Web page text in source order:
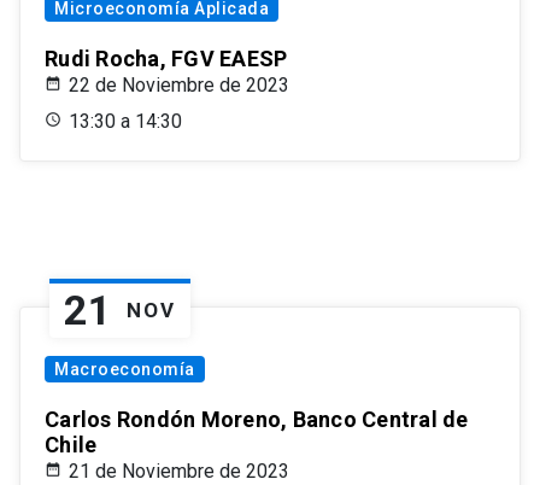
Microeconomía Aplicada
Rudi Rocha, FGV EAESP
22 de Noviembre de 2023
13:30 a 14:30
21 NOV
Macroeconomía
Carlos Rondón Moreno, Banco Central de
Chile
21 de Noviembre de 2023